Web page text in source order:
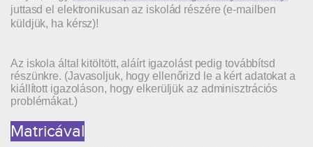
juttasd el elektronikusan az iskolád részére (e-mailben
küldjük, ha kérsz)!
Az iskola által kitöltött, aláírt igazolást pedig továbbítsd
részünkre. (Javasoljuk, hogy ellenőrizd le a kért adatokat a
kiállított igazoláson, hogy elkerüljük az adminisztrációs
problémákat.)
Matricával